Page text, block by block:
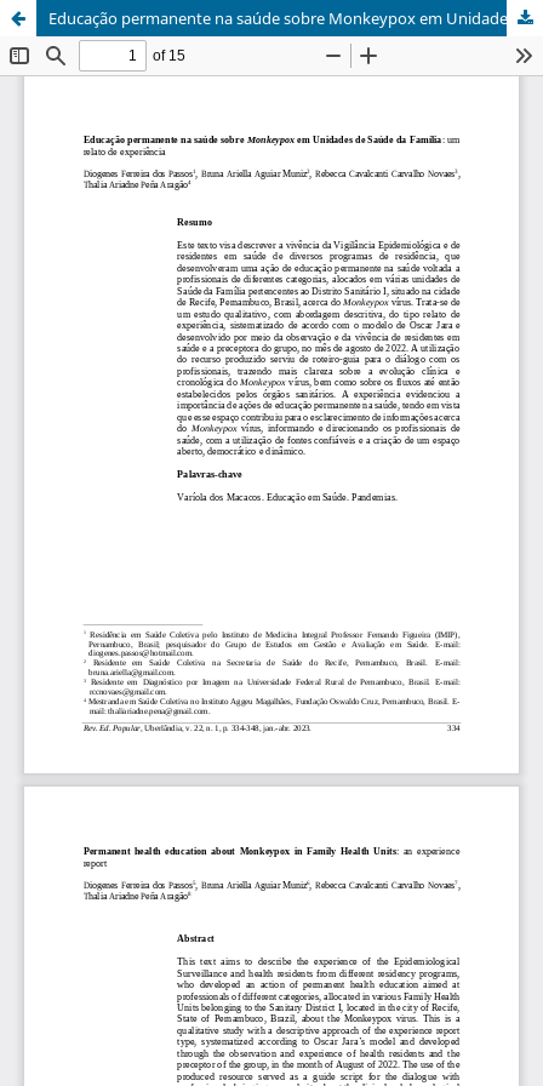
Educação permanente na saúde sobre Monkeypox em Unidades de Saúde da Família